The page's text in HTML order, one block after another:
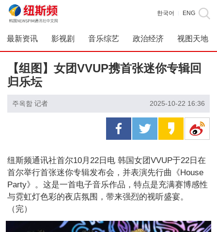
한국어 ENG
最新资讯 影视剧 音乐综艺 政治经济 视图天地
【组图】女团VVUP携首张迷你专辑回
归乐坛
주옥함 记者 2025-10-22 16:36
纽斯频通讯社首尔10月22日电 韩国女团VVUP于22日在
首尔举行首张迷你专辑发布会，并表演先行曲《House
Party》。这是一首电子音乐作品，特点是充满赛博感性
与霓虹灯色彩的夜店氛围，带来强烈的视听盛宴。
（完）